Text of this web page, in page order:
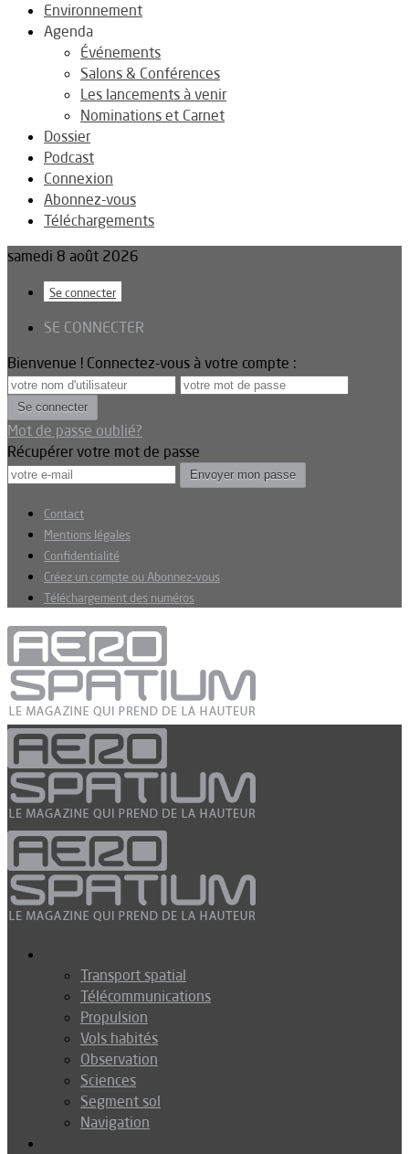
Environnement
Agenda
Événements
Salons & Conférences
Les lancements à venir
Nominations et Carnet
Dossier
Podcast
Connexion
Abonnez-vous
Téléchargements
samedi 8 août 2026
Se connecter
SE CONNECTER
Bienvenue ! Connectez-vous à votre compte :
Mot de passe oublié?
Récupérer votre mot de passe
Contact
Mentions légales
Confidentialité
Créez un compte ou Abonnez-vous
Téléchargement des numéros
Transport spatial
Télécommunications
Propulsion
Vols habités
Observation
Sciences
Segment sol
Navigation